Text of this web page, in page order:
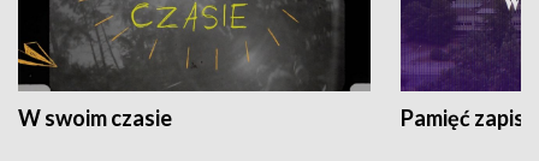
W swoim czasie Pamięć